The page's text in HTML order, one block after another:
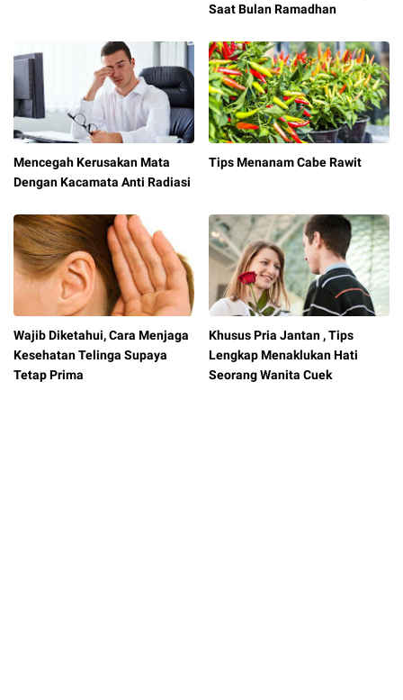
Saat Bulan Ramadhan
Mencegah Kerusakan Mata
Dengan Kacamata Anti Radiasi
Tips Menanam Cabe Rawit
Wajib Diketahui, Cara Menjaga
Kesehatan Telinga Supaya
Tetap Prima
Khusus Pria Jantan , Tips
Lengkap Menaklukan Hati
Seorang Wanita Cuek